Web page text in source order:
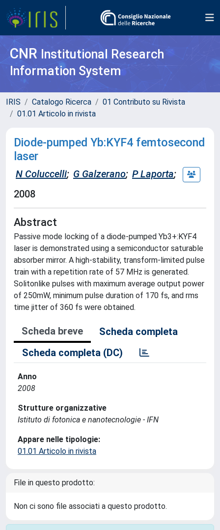
CNR Institutional Research
Information System
IRIS Catalogo Ricerca
01 Contributo su Rivista
01.01 Articolo in rivista
Diode-pumped Yb:KYF4 femtosecond
laser
N Coluccelli; G Galzerano; P Laporta;
2008
Abstract
Passive mode locking of a diode-pumped Yb3+:KYF4
laser is demonstrated using a semiconductor saturable
absorber mirror. A high-stability, transform-limited pulse
train with a repetition rate of 57 MHz is generated.
Solitonlike pulses with maximum average output power
of 250mW, minimum pulse duration of 170 fs, and rms
time jitter of 360 fs were obtained.
Scheda breve
Scheda completa
Scheda completa (DC)
Anno
2008
Strutture organizzative
Istituto di fotonica e nanotecnologie - IFN
Appare nelle tipologie:
01.01 Articolo in rivista
File in questo prodotto:
Non ci sono file associati a questo prodotto.